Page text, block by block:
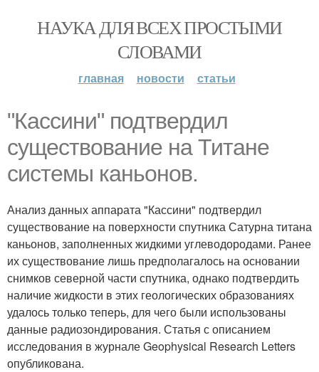
НАУКА ДЛЯ ВСЕХ ПРОСТЫМИ
СЛОВАМИ
главная новости статьи
"Кассини" подтвердил
существование на Титане
системы каньонов.
Анализ данных аппарата "Кассини" подтвердил
существование на поверхности спутника Сатурна титана
каньонов, заполненных жидкими углеводородами. Ранее
их существование лишь предполагалось на основании
снимков северной части спутника, однако подтвердить
наличие жидкости в этих геологических образованиях
удалось только теперь, для чего были использованы
данные радиозондирования. Статья с описанием
исследования в журнале Geophysical Research Letters
опубликована.